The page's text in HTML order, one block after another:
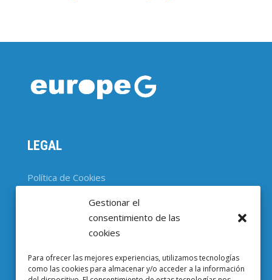
Gestionar el
consentimiento de las
cookies
Para ofrecer las mejores experiencias, utilizamos tecnologías
como las cookies para almacenar y/o acceder a la información
LEGAL
Política de Cookies
CONTACTO
Baldiri i Reixac, 4-8, 08028 Barcelona